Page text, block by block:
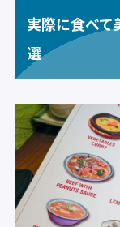
実際に食べ
選